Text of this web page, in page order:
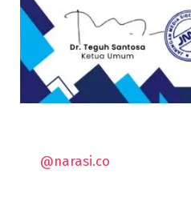
@narasi.co